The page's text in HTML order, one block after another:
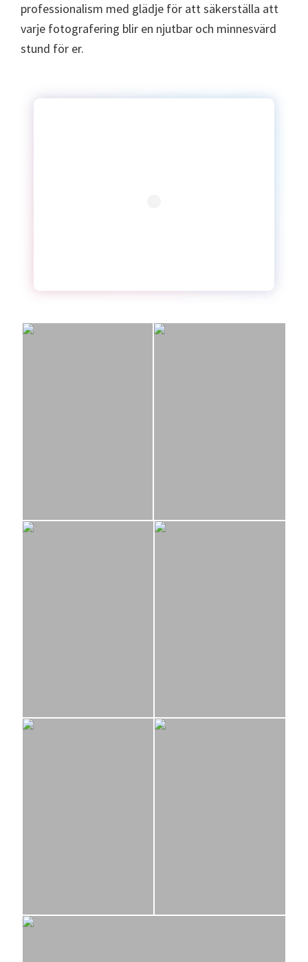
professionalism med glädje för att säkerställa att
varje fotografering blir en njutbar och minnesvärd
stund för er.